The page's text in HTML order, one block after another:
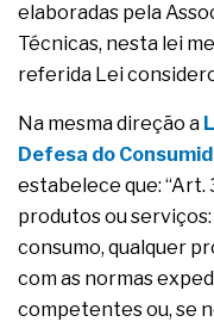
elaboradas pela
Técnicas, nesta lei
referida Lei
Na mesma direção a
Defesa do
estabelece que: “Art.
produtos ou
consumo, qualquer
com as normas
competentes ou, se